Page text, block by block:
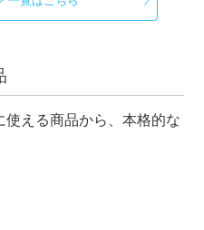
える商品から、本格的な